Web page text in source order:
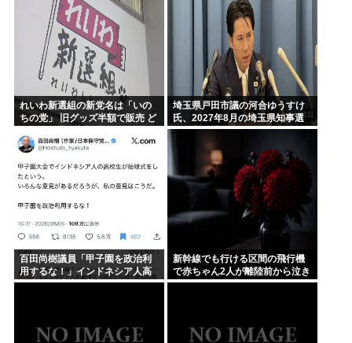
れいわ新選組の新党名は「いの
ちの党」 旧グッズ半額で販売 ど
埼玉県戸田市議の河合ゆうすけ
氏、2027年8月の埼玉県知事選
への立候補を表明
百田尚樹議員「甲子園を政治利
用するな！」インドネシア人高
校生の始球式に苦言www
新幹線でも行ける区間の飛行機
で赤ちゃん2人が離陸前から泣き
続け、両親は「あはは〜困っち